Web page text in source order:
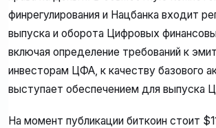
финрегулирования и Нацбанка входит
выпуска и оборота Цифровых
включая определение требований к
инвесторам ЦФА, к качеству базового
выступает обеспечением для выпуска
На момент публикации биткоин стоит